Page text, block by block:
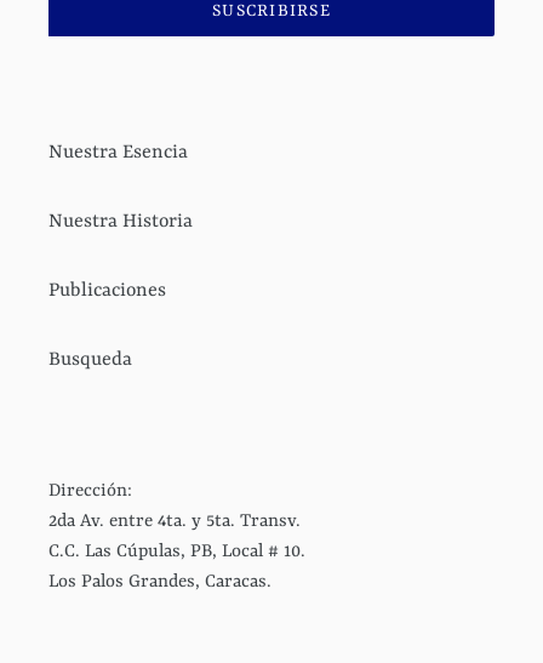
SUSCRIBIRSE
Nuestra Esencia
Nuestra Historia
Publicaciones
Busqueda
Dirección:
2da Av. entre 4ta. y 5ta. Transv.
C.C. Las Cúpulas, PB, Local # 10.
Los Palos Grandes, Caracas.